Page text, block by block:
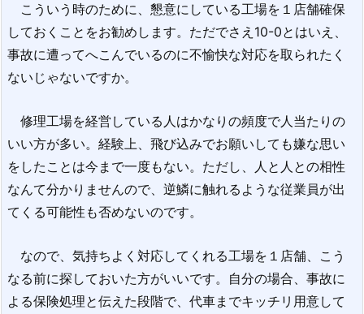
こういう時のために、懇意にしている工場を１店舗確保
しておくことをお勧めします。ただでさえ10-0とはいえ、
事故に遭ってへこんでいるのに不愉快な対応を取られたく
ないじゃないですか。
修理工場を経営している人はかなりの頻度で人当たりの
いい方が多い。経験上、飛び込みでお願いしても嫌な思い
をしたことは今まで一度もない。ただし、人と人との相性
なんて分かりませんので、逆鱗に触れるような従業員が出
てくる可能性も否めないのです。
なので、気持ちよく対応してくれる工場を１店舗、こう
なる前に探しておいた方がいいです。自分の場合、事故に
よる保険処理と伝えた段階で、代車までキッチリ用意して